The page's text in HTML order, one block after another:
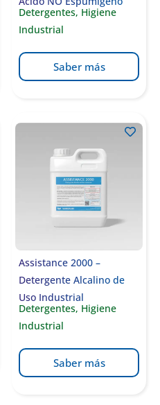
Detergentes, Higiene
Industrial
Saber más
Assistance 2000 –
Detergente Alcalino de
Uso Industrial
Detergentes, Higiene
Industrial
Saber más